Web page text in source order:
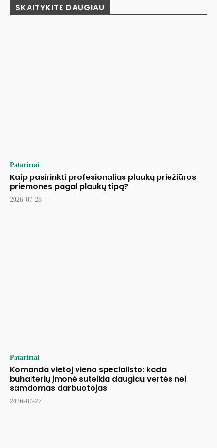
SKAITYKITE DAUGIAU
Patarimai
Kaip pasirinkti profesionalias plaukų priežiūros
priemones pagal plaukų tipą?
2026-07-28
Patarimai
Komanda vietoj vieno specialisto: kada
buhalterių įmonė suteikia daugiau vertės nei
samdomas darbuotojas
2026-07-27